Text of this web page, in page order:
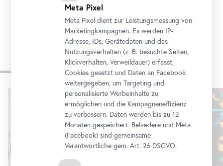
Weitere Ausstellungen
Meta Pixel
Meta Pixel dient zur Leistungsmessung von
Marketingkampagnen. Es werden IP-
Adresse, IDs, Gerätedaten und das
Nutzungsverhalten (z. B. besuchte Seiten,
Klickverhalten, Verweildauer) erfasst,
Cookies gesetzt und Daten an Facebook
weitergegeben, um Targeting und
personalisierte Werbeinhalte zu
ermöglichen und die Kampagneneffizienz
zu verbessern. Daten werden bis zu 12
Monaten gespeichert. Belvedere und Meta
(Facebook) sind gemeinsame
Verantwortliche gem.Art. 26 DSGVO.